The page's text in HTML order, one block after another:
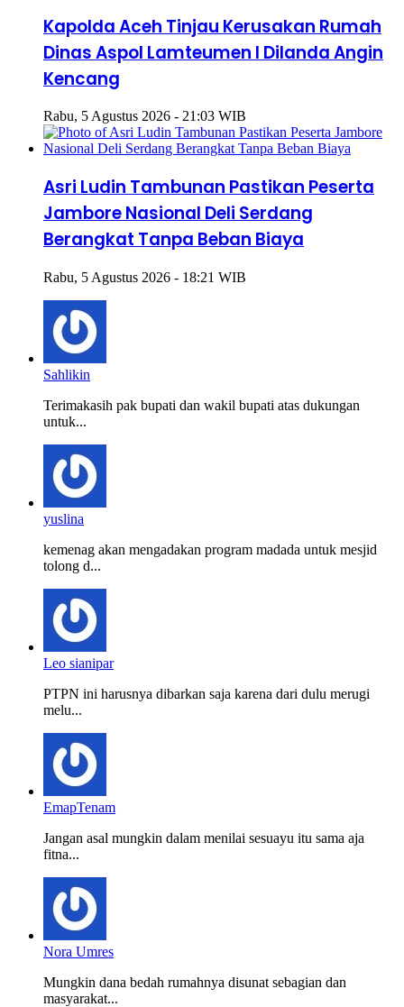
Kapolda Aceh Tinjau Kerusakan Rumah
Dinas Aspol Lamteumen I Dilanda Angin
Kencang
Rabu, 5 Agustus 2026 - 21:03 WIB
Asri Ludin Tambunan Pastikan Peserta
Jambore Nasional Deli Serdang
Berangkat Tanpa Beban Biaya
Rabu, 5 Agustus 2026 - 18:21 WIB
Sahlikin
Terimakasih pak bupati dan wakil bupati atas dukungan
untuk...
yuslina
kemenag akan mengadakan program madada untuk mesjid
tolong d...
Leo sianipar
PTPN ini harusnya dibarkan saja karena dari dulu merugi
melu...
EmapTenam
Jangan asal mungkin dalam menilai sesuayu itu sama aja
fitna...
Nora Umres
Mungkin dana bedah rumahnya disunat sebagian dan
masyarakat...